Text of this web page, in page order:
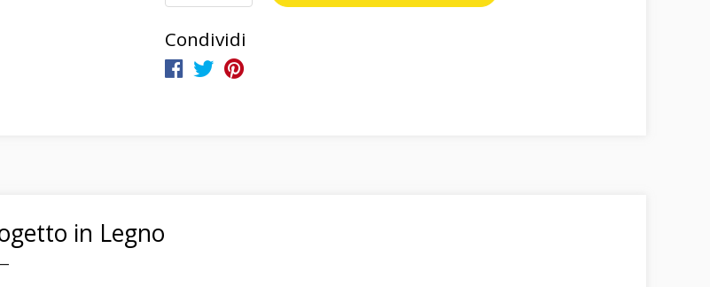
Condividi
in Legno